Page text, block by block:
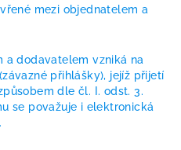
mezi objednatelem a
a dodavatelem vzniká na
přihlášky), jejíž přijetí
dle čl. I. odst. 3.
se považuje i elektronická